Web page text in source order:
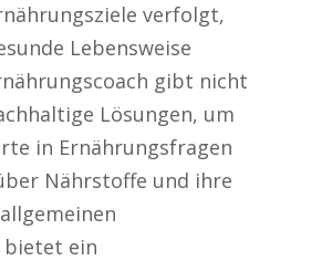
verfolgt,
Lebensweise
gibt nicht
Lösungen, um
in Ernährungsfragen
Nährstoffe und ihre
bietet ein